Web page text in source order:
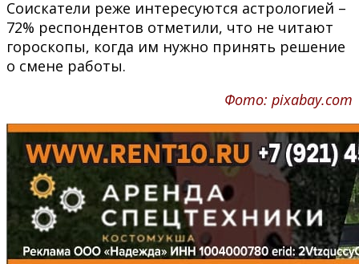
Соискатели реже интересуются астрологией –
72% респондентов отметили, что не читают
гороскопы, когда им нужно принять решение
о смене работы.
Фото: pixabay.com